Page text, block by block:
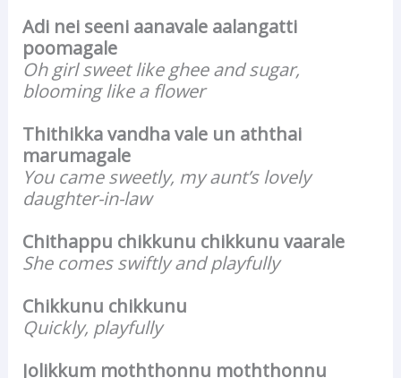
Adi nei seeni aanavale aalangatti
poomagale
Oh girl sweet like ghee and sugar,
blooming like a flower
Thithikka vandha vale un aththai
marumagale
You came sweetly, my aunt’s lovely
daughter-in-law
Chithappu chikkunu chikkunu vaarale
She comes swiftly and playfully
Chikkunu chikkunu
Quickly, playfully
Jolikkum moththonnu moththonnu